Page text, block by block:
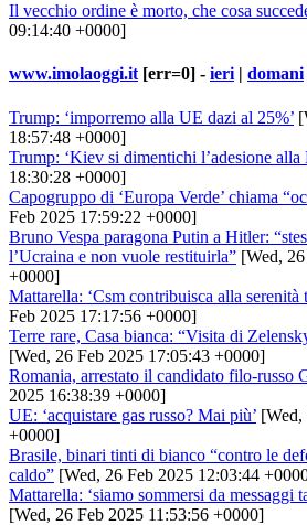
Il vecchio ordine è morto, che cosa
09:14:40 +0000]
www.imolaoggi.it [err=0] - ieri | domani
Trump: ‘imporremo alla UE dazi al 25%’
18:57:48 +0000]
Trump: ‘Kiev si dimentichi l’adesione alla
18:30:28 +0000]
Capogruppo di ‘Europa Verde’ chiama
Feb 2025 17:59:22 +0000]
Bruno Vespa paragona Putin a Hitler:
l’Ucraina e non vuole restituirla” [Wed,
+0000]
Mattarella: ‘Csm contribuisca alla serenità
Feb 2025 17:17:56 +0000]
Terre rare, Casa bianca: “Visita di
[Wed, 26 Feb 2025 17:05:43 +0000]
Romania, arrestato il candidato filo-russo
2025 16:38:39 +0000]
UE: ‘acquistare gas russo? Mai più’ [Wed,
+0000]
Brasile, binari tinti di bianco “contro le
caldo” [Wed, 26 Feb 2025 12:03:44
Mattarella: ‘siamo sommersi da messaggi
[Wed, 26 Feb 2025 11:53:56 +0000]